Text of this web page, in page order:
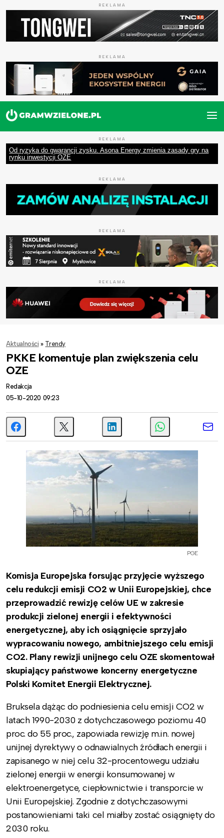
REKLAMA
REKLAMA
REKLAMA
Od ryzyka do gwarancji zysku. Asona Energy zmienia zasady gry na
rynku inwestycji OZE
REKLAMA
REKLAMA
REKLAMA
Aktualności » Trendy
PKKE komentuje plan zwiększenia celu
OZE
Redakcja
05-10-2020 09:23
PGE
Komisja Europejska forsując przyjęcie wyższego
celu redukcji emisji CO2 w Unii Europejskiej, chce
przeprowadzić rewizję celów UE w zakresie
produkcji zielonej energii i efektywności
energetycznej, aby ich osiągnięcie sprzyjało
wypracowaniu nowego, ambitniejszego celu emisji
CO2. Plany rewizji unijnego celu OZE skomentował
skupiający państwowe koncerny energetyczne
Polski Komitet Energii Elektrycznej.
Bruksela dążąc do podniesienia celu emisji CO2 w
latach 1990-2030 z dotychczasowego poziomu 40
proc. do 55 proc., zapowiada rewizję m.in. nowej
unijnej dyrektywy o odnawialnych źródłach energii i
zapisanego w niej celu 32-procentowegu udziału
zielonej energii w energii konsumowanej w
elektroenergetyce, ciepłownictwie i transporcie w
Unii Europejskiej. Zgodnie z dotychczasowymi
postanowieniami taki cel miałby zostać osiągnięty do
2030 roku.